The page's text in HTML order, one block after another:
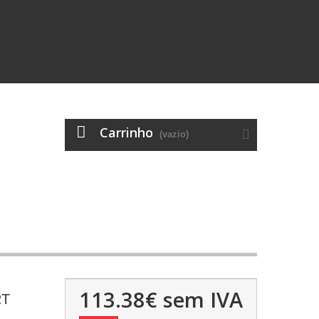
Carrinho (vazio)
113.38€ sem IVA